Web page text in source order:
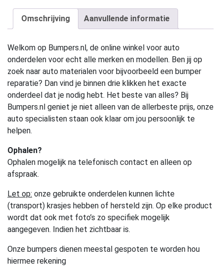
Omschrijving Aanvullende informatie
Welkom op Bumpers.nl, de online winkel voor auto
onderdelen voor echt alle merken en modellen. Ben jij op
zoek naar auto materialen voor bijvoorbeeld een bumper
reparatie? Dan vind je binnen drie klikken het exacte
onderdeel dat je nodig hebt. Het beste van alles? Bij
Bumpers.nl geniet je niet alleen van de allerbeste prijs, onze
auto specialisten staan ook klaar om jou persoonlijk te
helpen.
Ophalen?
Ophalen mogelijk na telefonisch contact en alleen op
afspraak.
Let op: onze gebruikte onderdelen kunnen lichte
(transport) krasjes hebben of hersteld zijn. Op elke product
wordt dat ook met foto’s zo specifiek mogelijk
aangegeven. Indien het zichtbaar is.
Onze bumpers dienen meestal gespoten te worden hou
hiermee rekening